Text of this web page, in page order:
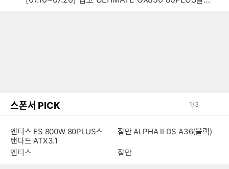
스폰서 PICK 1/3
엔티스 ES 800W 80PLUS스
탠다드 ATX3.1
엔티스
잘만 ALPHA II DS A36(블랙)
잘만